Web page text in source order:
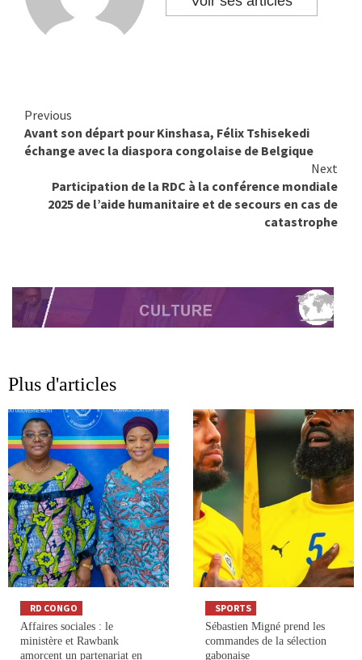
Continue
Reading
Previous
Avant son départ pour Kinshasa, Félix Tshisekedi
échange avec la diaspora congolaise de Belgique
Next
Participation de la RDC à la conférence mondiale
2025 de l’aide humanitaire et de secours en cas de
catastrophe
Plus d'articles
RD CONGO
Affaires sociales : le
ministère et Rawbank
amorcent un partenariat en
SPORTS
Sébastien Migné prend les
commandes de la sélection
gabonaise